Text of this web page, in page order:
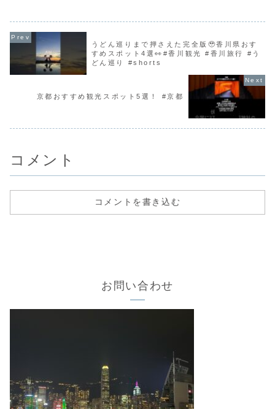
うどん巡りまで押さえた完全版🥹香川県おす
すめスポット4選👀#香川観光 #香川旅行 #う
どん巡り #shorts
京都おすすめ観光スポット5選！ #京都
コメント
コメントを書き込む
お問い合わせ